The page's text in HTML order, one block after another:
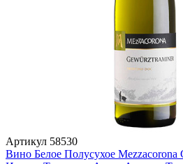
Артикул 58530
Вино Белое Полусухое Mezzacorona